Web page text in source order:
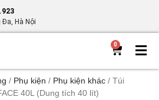
Hà Nội
0
/ Phụ kiện / Phụ kiện khác / Túi
40L (Dung tích 40 lít)